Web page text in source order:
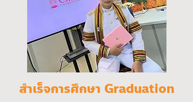
สำเร็จการศึกษา Graduation